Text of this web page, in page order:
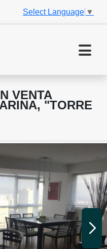
Select Language ▼
VENTA
"TORRE